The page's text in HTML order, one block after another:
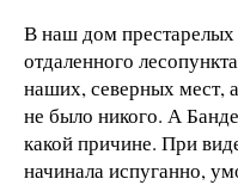
В наш дом престарелых
отдаленного
наших, северных мест,
не было никого. А
какой причине. При
начинала испуганно,